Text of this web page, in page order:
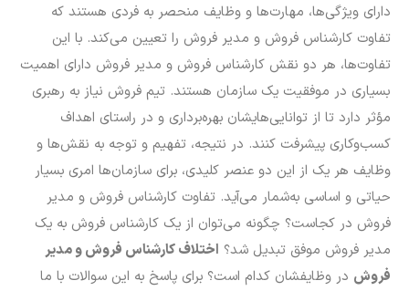
دارای ویژگی‌ها، مهارت‌ها و وظایف منحصر به فردی هستند که
تفاوت کارشناس فروش و مدیر فروش را تعیین می‌کند. با این
تفاوت‌ها، هر دو نقش کارشناس فروش و مدیر فروش دارای اهمیت
بسیاری در موفقیت یک سازمان هستند. تیم فروش نیاز به رهبری
مؤثر دارد تا از توانایی‌هایشان بهره‌برداری و در راستای اهداف
کسب‌وکاری پیشرفت کنند. در نتیجه، تفهیم و توجه به نقش‌ها و
وظایف هر یک از این دو عنصر کلیدی، برای سازمان‌ها امری بسیار
حیاتی و اساسی به‌شمار می‌آید. تفاوت کارشناس فروش و مدیر
فروش در کجاست؟ چگونه می‌توان از یک کارشناس فروش به یک
مدیر فروش موفق تبدیل شد؟ اختلاف کارشناس فروش و مدیر
فروش در وظایفشان کدام است؟ برای پاسخ به این سوالات با ما